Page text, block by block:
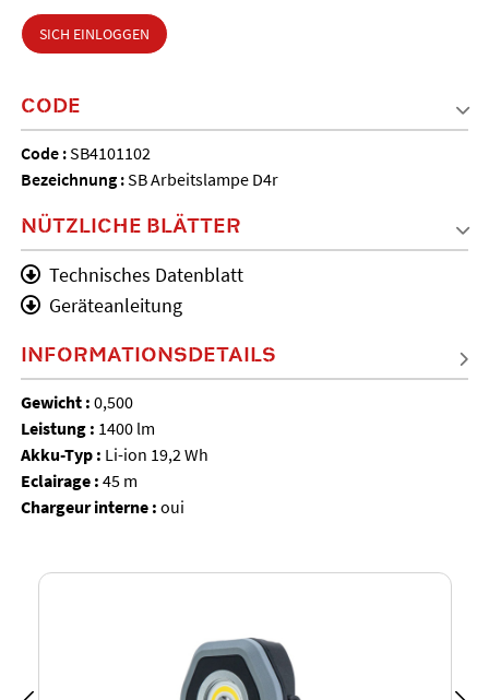
SICH EINLOGGEN
CODE
Code :SB4101102
Bezeichnung :SB Arbeitslampe D4r
NÜTZLICHE BLÄTTER
Technisches Datenblatt
Geräteanleitung
INFORMATIONSDETAILS
Gewicht : 0,500
Leistung : 1400 lm
Akku-Typ : Li-ion 19,2 Wh
Eclairage : 45 m
Chargeur interne : oui